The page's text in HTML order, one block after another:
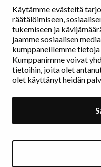
Käytämme evästeitä
räätälöimiseen,
tukemiseen ja
jaamme sosiaalisen
kumppaneillemme
Kumppanimme voivat
tietoihin, joita olet
olet käyttänyt heidän
00130 Helsinki
www.painters.fi
Näyttelytoiminta
tm•gallerian esittely
Muu näyttelytoiminta